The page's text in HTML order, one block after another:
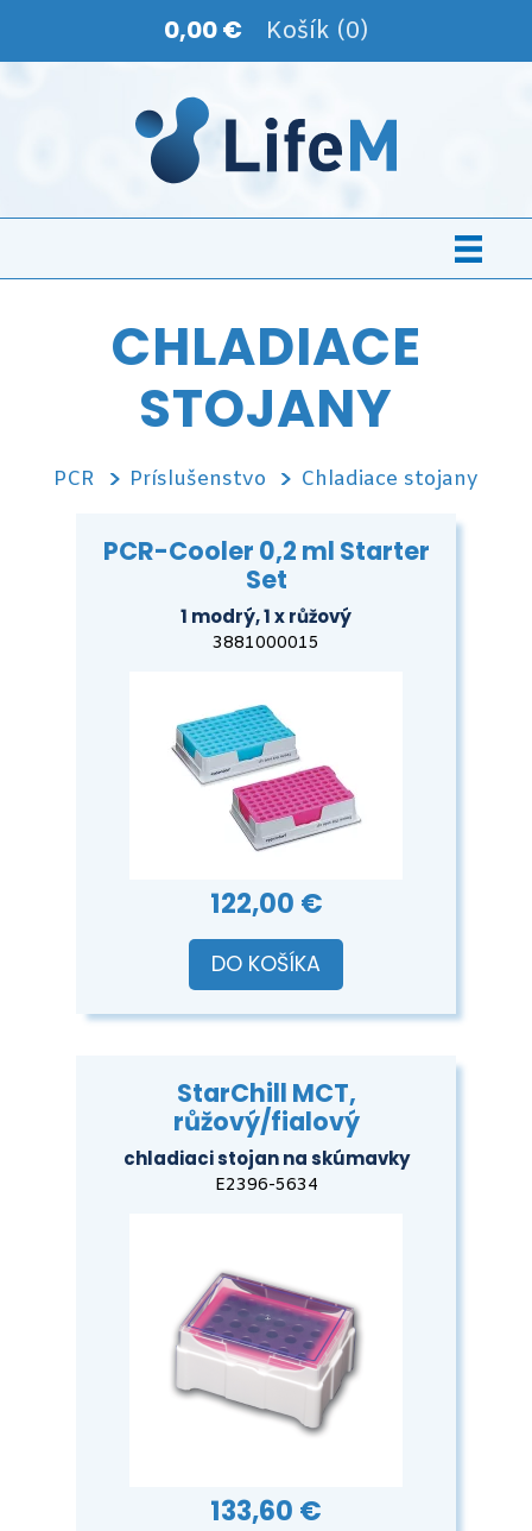
0,00 € Košík (0)
CHLADIACE
STOJANY
PCR Príslušenstvo Chladiace stojany
PCR-Cooler 0,2 ml Starter
Set
1 modrý, 1 x růžový
3881000015
122,00 €
DO KOŠÍKA
StarChill MCT,
růžový/fialový
chladiaci stojan na skúmavky
E2396-5634
133,60 €